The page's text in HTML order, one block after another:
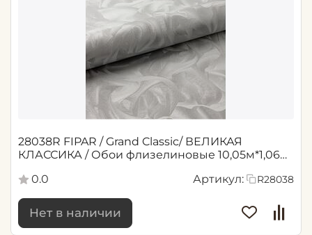
28038R FIPAR / Grand Classic/ ВЕЛИКАЯ
КЛАССИКА / Обои флизелиновые 10,05м*1,06м
0.0
Артикул: R28038
Нет в наличии